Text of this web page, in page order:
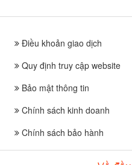
Điều khoản giao dịch
Quy định truy cập website
Bảo mật thông tin
Chính sách kinh doanh
Chính sách bảo hành